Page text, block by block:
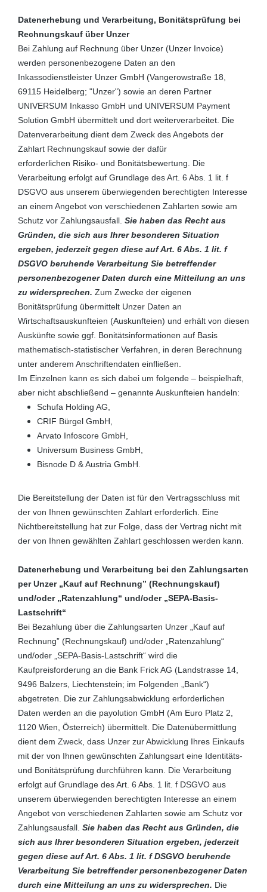
Datenerhebung und Verarbeitung, Bonitätsprüfung bei
Rechnungskauf über Unzer
Bei Zahlung auf Rechnung über Unzer (Unzer Invoice)
werden personenbezogene Daten an den
Inkassodienstleister Unzer GmbH (Vangerowstraße 18,
69115 Heidelberg; "Unzer") sowie an deren Partner
UNIVERSUM Inkasso GmbH und UNIVERSUM Payment
Solution GmbH übermittelt und dort weiterverarbeitet. Die
Datenverarbeitung dient dem Zweck des Angebots der
Zahlart Rechnungskauf sowie der dafür
erforderlichen Risiko- und Bonitätsbewertung. Die
Verarbeitung erfolgt auf Grundlage des Art. 6 Abs. 1 lit. f
DSGVO aus unserem überwiegenden berechtigten Interesse
an einem Angebot von verschiedenen Zahlarten sowie am
Schutz vor Zahlungsausfall. Sie haben das Recht aus
Gründen, die sich aus Ihrer besonderen Situation
ergeben, jederzeit gegen diese auf Art. 6 Abs. 1 lit. f
DSGVO beruhende Verarbeitung Sie betreffender
personenbezogener Daten durch eine Mitteilung an uns
zu widersprechen. Zum Zwecke der eigenen
Bonitätsprüfung übermittelt Unzer Daten an
Wirtschaftsauskunfteien (Auskunfteien) und erhält von diesen
Auskünfte sowie ggf. Bonitätsinformationen auf Basis
mathematisch-statistischer Verfahren, in deren Berechnung
unter anderem Anschriftendaten einfließen.
Im Einzelnen kann es sich dabei um folgende – beispielhaft,
aber nicht abschließend – genannte Auskunfteien handeln:
Schufa Holding AG,
CRIF Bürgel GmbH,
Arvato Infoscore GmbH,
Universum Business GmbH,
Bisnode D & Austria GmbH.
Die Bereitstellung der Daten ist für den Vertragsschluss mit
der von Ihnen gewünschten Zahlart erforderlich. Eine
Nichtbereitstellung hat zur Folge, dass der Vertrag nicht mit
der von Ihnen gewählten Zahlart geschlossen werden kann.
Datenerhebung und Verarbeitung bei den Zahlungsarten
per Unzer „Kauf auf Rechnung” (Rechnungskauf)
und/oder „Ratenzahlung“ und/oder „SEPA-Basis-
Lastschrift“
Bei Bezahlung über die Zahlungsarten Unzer „Kauf auf
Rechnung” (Rechnungskauf) und/oder „Ratenzahlung“
und/oder „SEPA-Basis-Lastschrift“ wird die
Kaufpreisforderung an die Bank Frick AG (Landstrasse 14,
9496 Balzers, Liechtenstein; im Folgenden „Bank“)
abgetreten. Die zur Zahlungsabwicklung erforderlichen
Daten werden an die payolution GmbH (Am Euro Platz 2,
1120 Wien, Österreich) übermittelt. Die Datenübermittlung
dient dem Zweck, dass Unzer zur Abwicklung Ihres Einkaufs
mit der von Ihnen gewünschten Zahlungsart eine Identitäts-
und Bonitätsprüfung durchführen kann. Die Verarbeitung
erfolgt auf Grundlage des Art. 6 Abs. 1 lit. f DSGVO aus
unserem überwiegenden berechtigten Interesse an einem
Angebot von verschiedenen Zahlarten sowie am Schutz vor
Zahlungsausfall. Sie haben das Recht aus Gründen, die
sich aus Ihrer besonderen Situation ergeben, jederzeit
gegen diese auf Art. 6 Abs. 1 lit. f DSGVO beruhende
Verarbeitung Sie betreffender personenbezogener Daten
durch eine Mitteilung an uns zu widersprechen. Die